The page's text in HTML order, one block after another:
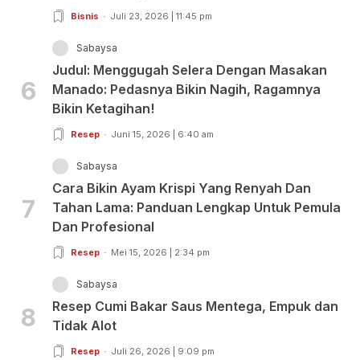
Bisnis Juli 23, 2026 | 11:45 pm
6
Sabaysa
Judul: Menggugah Selera Dengan Masakan
Manado: Pedasnya Bikin Nagih, Ragamnya
Bikin Ketagihan!
Resep Juni 15, 2026 | 6:40 am
7
Sabaysa
Cara Bikin Ayam Krispi Yang Renyah Dan
Tahan Lama: Panduan Lengkap Untuk Pemula
Dan Profesional
Resep Mei 15, 2026 | 2:34 pm
8
Sabaysa
Resep Cumi Bakar Saus Mentega, Empuk dan
Tidak Alot
Resep Juli 26, 2026 | 9:09 pm